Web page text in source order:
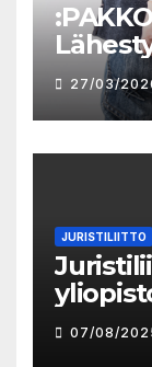
27/03/
JURISTILIITTO
säästöt
07/08/